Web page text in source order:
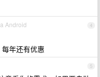
4
Android
年还有优惠
5